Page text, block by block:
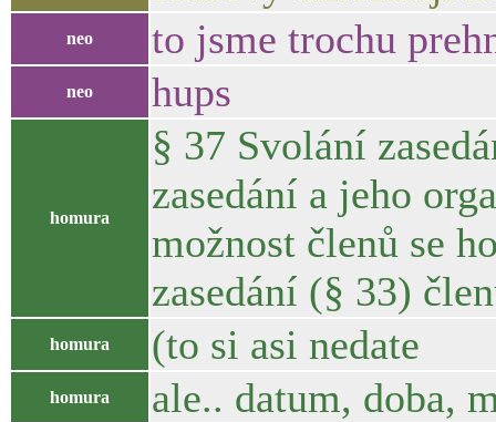
neo to jsme trochu
neo hups
homura
§ 37 Svolání
zasedání a jeho
možnost členů se
zasedání (§ 33)
homura (to si asi nedate
homura ale.. datum, doba,